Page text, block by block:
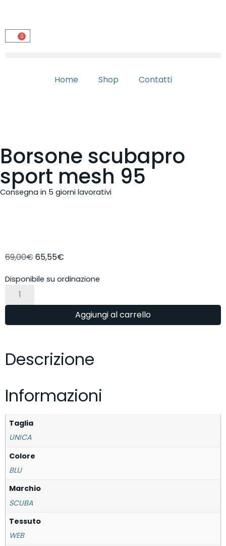
0
Home Shop Contatti
Borsone scubapro
sport mesh 95
Consegna in 5 giorni lavorativi
69,00€65,55€
Disponibile su ordinazione
Aggiungi al carrello
Descrizione
Informazioni
Taglia
UNICA
Colore
BLU
Marchio
SCUBA
Tessuto
WEB